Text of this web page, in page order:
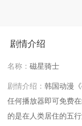
第37集
第41集
第45集
第49集 第
剧情介绍
名称： 磁星骑士
剧情介绍： 韩国动漫
任何播放器即可免费
的是在人类居住的五